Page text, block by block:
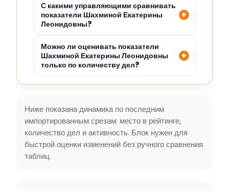
С какими управляющими сравнивать
показатели Шахминой Екатерины
Леонидовны?
Можно ли оценивать показатели
Шахминой Екатерины Леонидовны
только по количеству дел?
Ниже показана динамика по последним
импортированным срезам: место в рейтинге,
количество дел и активность. Блок нужен для
быстрой оценки изменений без ручного сравнения
таблиц.